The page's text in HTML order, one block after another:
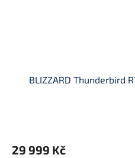
BLIZZARD Thunderbird
29 999 Kč